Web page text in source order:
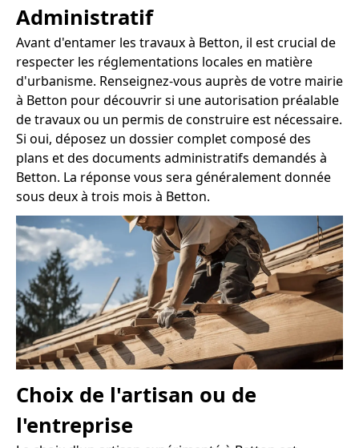
Administratif
Avant d'entamer les travaux à Betton, il est crucial de
respecter les réglementations locales en matière
d'urbanisme. Renseignez-vous auprès de votre mairie
à Betton pour découvrir si une autorisation préalable
de travaux ou un permis de construire est nécessaire.
Si oui, déposez un dossier complet composé des
plans et des documents administratifs demandés à
Betton. La réponse vous sera généralement donnée
sous deux à trois mois à Betton.
Choix de l'artisan ou de
l'entreprise